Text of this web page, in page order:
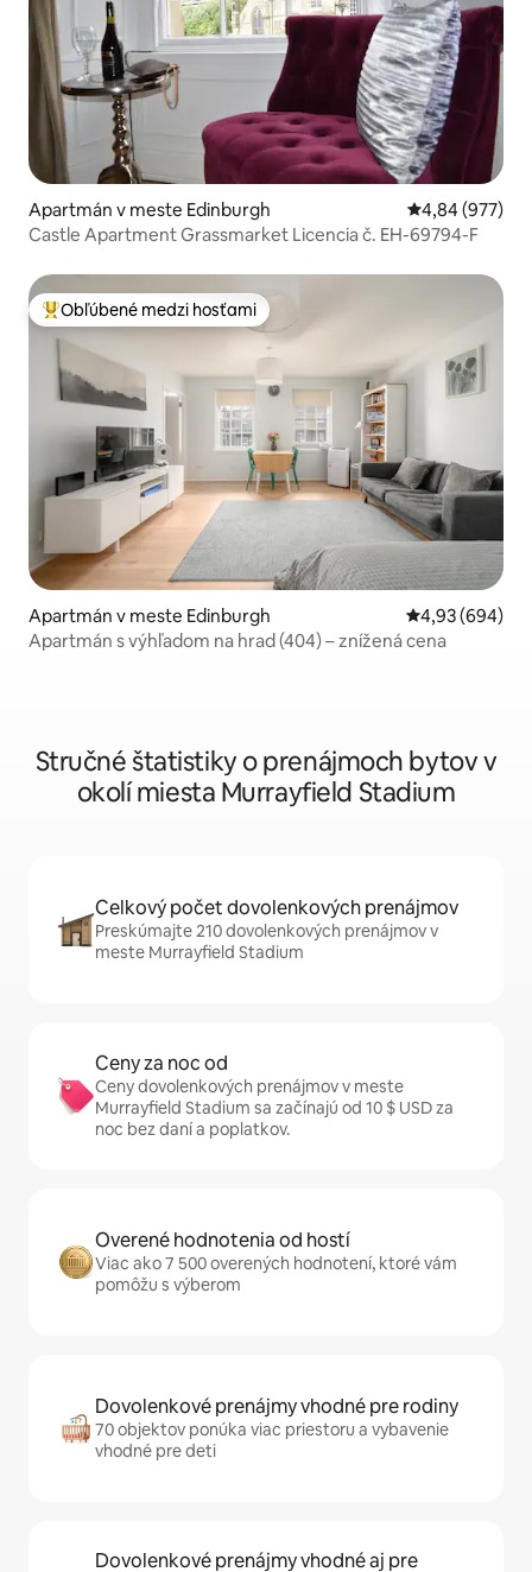
Apartmán v meste Edinburgh Priemerné
4,84 (977)
Castle Apartment Grassmarket Licencia č. EH-69794-F
Najobľúbenejšie medzi hosťami
Obľúbené medzi hosťami
Apartmán v meste Edinburgh Priemerné
4,93 (694)
Apartmán s výhľadom na hrad (404) – znížená cena
Stručné štatistiky o prenájmoch bytov v
okolí miesta Murrayfield Stadium
Celkový počet dovolenkových prenájmov
Preskúmajte 210 dovolenkových prenájmov v
meste Murrayfield Stadium
Ceny za noc od
Ceny dovolenkových prenájmov v meste
Murrayfield Stadium sa začínajú od 10 $ USD za
noc bez daní a poplatkov.
Overené hodnotenia od hostí
Viac ako 7 500 overených hodnotení, ktoré vám
pomôžu s výberom
Dovolenkové prenájmy vhodné pre rodiny
70 objektov ponúka viac priestoru a vybavenie
vhodné pre deti
Dovolenkové prenájmy vhodné aj pre